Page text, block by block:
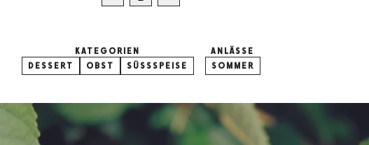
KATEGORIEN
DESSERT
OBST SÜSSSPEISE
ANLÄSSE
SOMMER